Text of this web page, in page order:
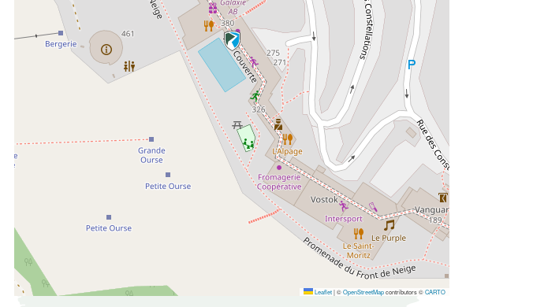
Leaflet|©OpenStreetMapcontributors ©CARTO